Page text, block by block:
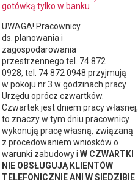
gotówką tylko w banku
UWAGA! Pracownicy
ds. planowania i
zagospodarowania
przestrzennego tel. 74 872
0928, tel. 74 872 0948 przyjmują
w pokoju nr 3 w godzinach pracy
Urzędu oprócz czwartków.
Czwartek jest dniem pracy własnej,
to znaczy w tym dniu pracownicy
wykonują pracę własną, związaną
z procedowaniem wniosków o
warunki zabudowy i W CZWARTKI
NIE OBSŁUGUJĄ KLIENTÓW
TELEFONICZNIE ANI W SIEDZIBIE